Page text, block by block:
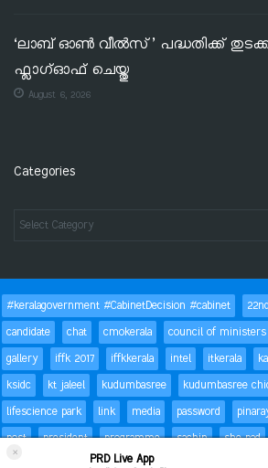
×
PRD Live App
‘ലാബ് ഓൺ വീൽസ്’ പദ്ധതിക്ക് തുടക്കം;
ഫ്ലാഗ്ഓഫ് ചെയ്തു
August 6, 2026
Categories
#keralagovernment #CabinetDecision #cabinet
candidate
chat cmokerala council of ministers
gallery
iffk 2017 iffkkerala intel itkerala
ksidc
kt jaleel kudumbasree kudumbasree
lifescience park
link media password
post
president programme sachin she pad
status Success